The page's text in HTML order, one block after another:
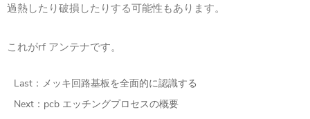
過熱したり破損したりする可能性もあります。
これがrf アンテナです。
Last： メッキ回路基板を全面的に認識する
Next： pcb エッチングプロセスの概要